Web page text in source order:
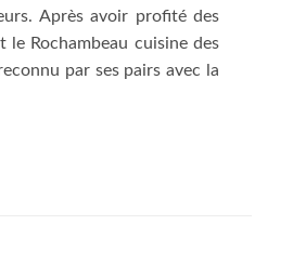
Après avoir profité des
Rochambeau cuisine des
par ses pairs avec la